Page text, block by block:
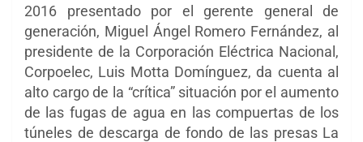
2016 presentado por el gerente general de
generación, Miguel Ángel Romero Fernández, al
presidente de la Corporación Eléctrica Nacional,
Corpoelec, Luis Motta Domínguez, da cuenta al
alto cargo de la “crítica” situación por el aumento
de las fugas de agua en las compuertas de los
túneles de descarga de fondo de las presas La